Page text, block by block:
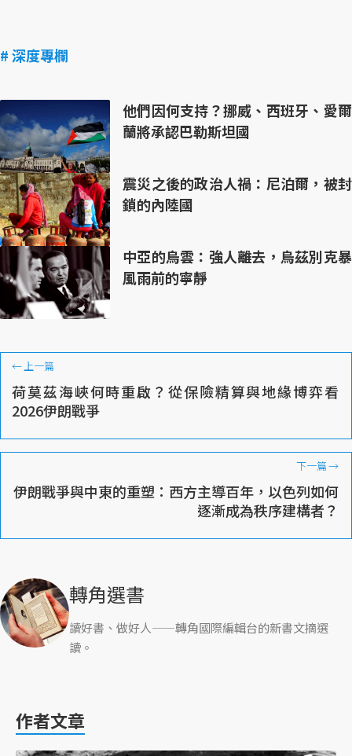
# 深度專欄
他們因何支持？挪威、西班牙、愛爾
蘭將承認巴勒斯坦國
震災之後的政治人禍：尼泊爾，被封
鎖的內陸國
中亞的烏雲：強人離去，烏茲別克暴
風雨前的寧靜
←上一篇
荷莫茲海峽何時重啟？從保險精算與地緣博弈看
2026伊朗戰爭
下一篇→
伊朗戰爭與中東的重塑：西方主導百年，以色列如何
逐漸成為秩序建構者？
轉角選書
讀好書、做好人——轉角國際編輯台的新書文摘選
讀。
作者文章